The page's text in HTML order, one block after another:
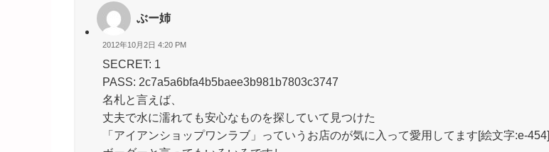
ぶー姉
2012年10月2日 4:20 PM
SECRET: 1
PASS: 2c7a5a6bfa4b5baee3b981b7803c3747
名札と言えば、
丈夫で水に濡れても安心なものを探していて見つけた
「アイアンショップワンラブ」っていうお店のが気に入って愛用してます[絵文字:e-454]